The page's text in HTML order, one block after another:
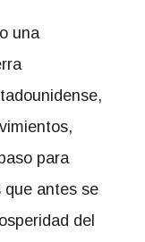
una
para
que antes se
del